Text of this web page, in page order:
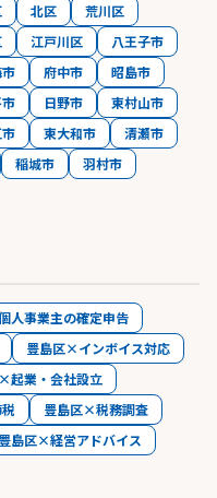
北区
荒川区
江戸川区
八王子市
府中市
昭島市
日野市
東村山市
東大和市
清瀬市
稲城市
羽村市
人事業主の確定申告
豊島区×インボイス対応
起業・会社設立
豊島区×税務調査
豊島区×経営アドバイス